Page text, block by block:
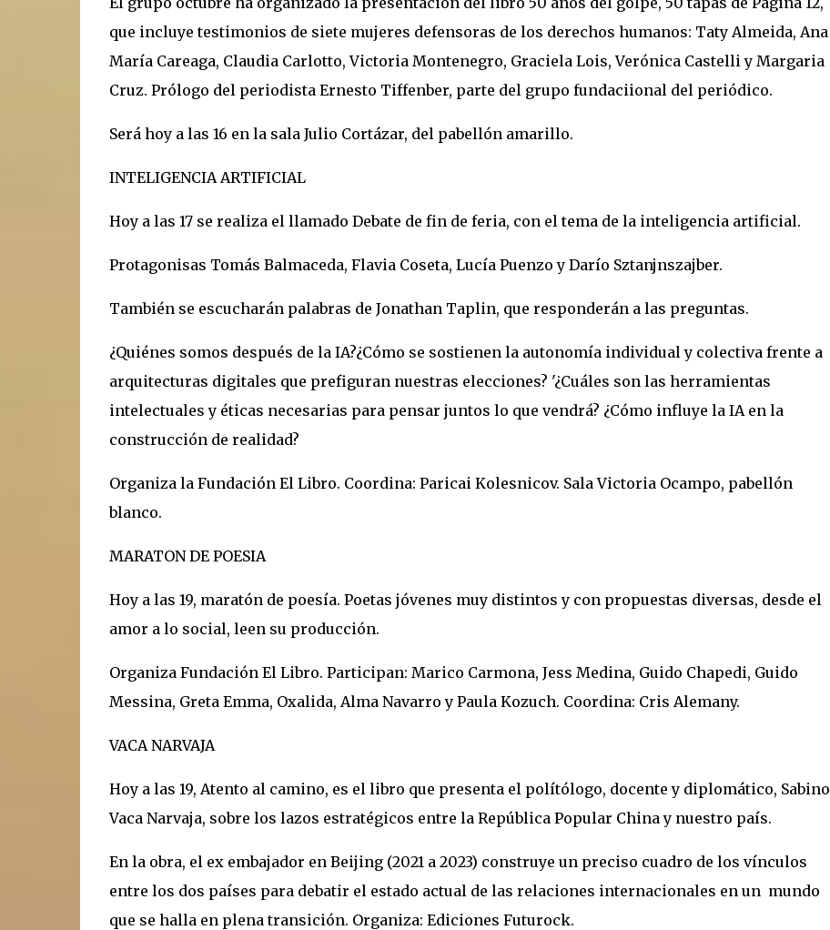
que incluye testimonios de siete mujeres defensoras de los derechos humanos: Taty Almeida, Ana
María Careaga, Claudia Carlotto, Victoria Montenegro, Graciela Lois, Verónica Castelli y Margaria
Cruz. Prólogo del periodista Ernesto Tiffenber, parte del grupo fundaciional del periódico.
Será hoy a las 16 en la sala Julio Cortázar, del pabellón amarillo.
INTELIGENCIA ARTIFICIAL
Hoy a las 17 se realiza el llamado Debate de fin de feria, con el tema de la inteligencia artificial.
Protagonisas Tomás Balmaceda, Flavia Coseta, Lucía Puenzo y Darío Sztanjnszajber.
También se escucharán palabras de Jonathan Taplin, que responderán a las preguntas.
¿Quiénes somos después de la IA?¿Cómo se sostienen la autonomía individual y colectiva frente a
arquitecturas digitales que prefiguran nuestras elecciones? '¿Cuáles son las herramientas
intelectuales y éticas necesarias para pensar juntos lo que vendrá? ¿Cómo influye la IA en la
construcción de realidad?
Organiza la Fundación El Libro. Coordina: Paricai Kolesnicov. Sala Victoria Ocampo, pabellón
blanco.
MARATON DE POESIA
Hoy a las 19, maratón de poesía. Poetas jóvenes muy distintos y con propuestas diversas, desde el
amor a lo social, leen su producción.
Organiza Fundación El Libro. Participan: Marico Carmona, Jess Medina, Guido Chapedi, Guido
Messina, Greta Emma, Oxalida, Alma Navarro y Paula Kozuch. Coordina: Cris Alemany.
VACA NARVAJA
Hoy a las 19, Atento al camino, es el libro que presenta el polítólogo, docente y diplomático, Sabino
Vaca Narvaja, sobre los lazos estratégicos entre la República Popular China y nuestro país.
En la obra, el ex embajador en Beijing (2021 a 2023) construye un preciso cuadro de los vínculos
entre los dos países para debatir el estado actual de las relaciones internacionales en un mundo
que se halla en plena transición. Organiza: Ediciones Futurock.